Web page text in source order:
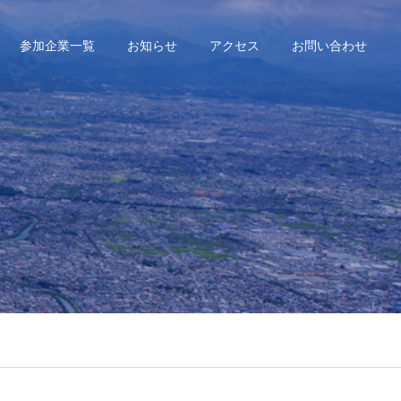
参加企業一覧 お知らせ アクセス お問い合わせ